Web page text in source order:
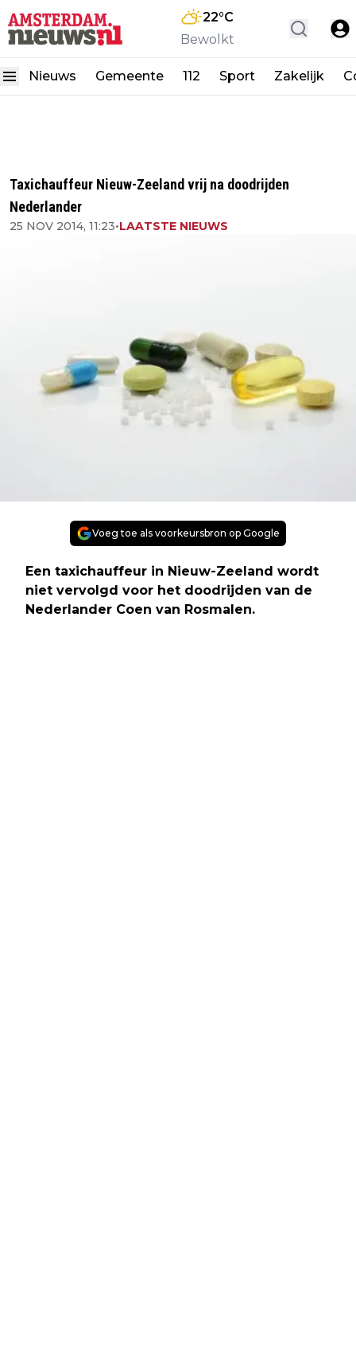
22°C
Bewolkt
Nieuws Gemeente 112 Sport Zakelijk
Taxichauffeur Nieuw-Zeeland vrij na doodrijden
Nederlander
25 NOV 2014, 11:23•LAATSTE NIEUWS
Voeg toe als voorkeursbron op Google
Een taxichauffeur in Nieuw-Zeeland wordt
niet vervolgd voor het doodrijden van de
Nederlander Coen van Rosmalen.